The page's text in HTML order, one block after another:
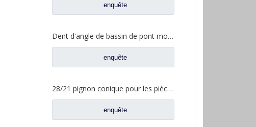
enquête
Dent d'angle de bassin de pont moyen pour pièces de rechange AZ9981320154 de camion de Sinotruk Howo AC16
enquête
28/21 pignon conique pour les pièces de rechange A3463502939 du nord de camion de Benz Beiben
enquête